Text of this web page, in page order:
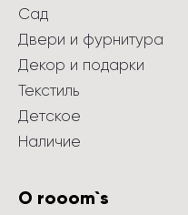
Сад
Двери и фурнитура
Декор и подарки
Текстиль
Детское
Наличие
О rooom`s